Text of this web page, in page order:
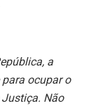
a
ocupar o
Não